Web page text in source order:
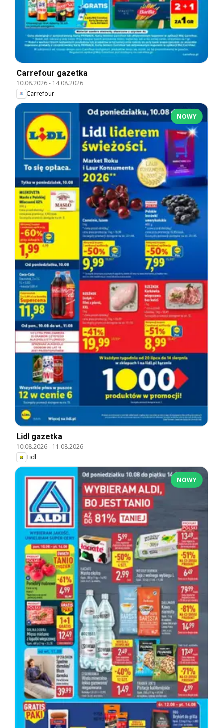
Carrefour gazetka
10.08.2026- 14.08.2026
Carrefour
NOWY
Lidl gazetka
10.08.2026- 11.08.2026
Lidl
NOWY